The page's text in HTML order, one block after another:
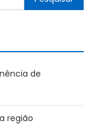
de
região